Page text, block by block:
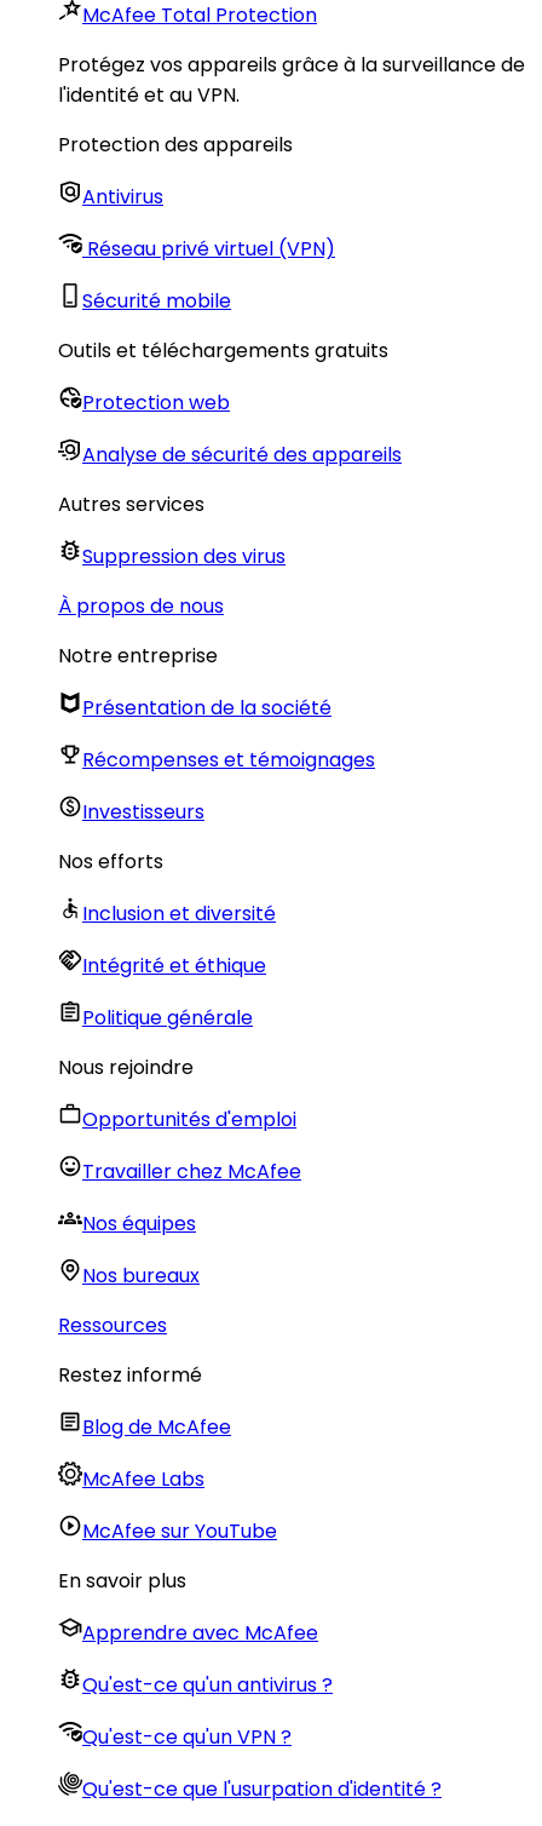
McAfee Total Protection
Protégez vos appareils grâce à la surveillance de
l'identité et au VPN.
Protection des appareils
Antivirus
Réseau privé virtuel (VPN)
Sécurité mobile
Outils et téléchargements gratuits
Protection web
Analyse de sécurité des appareils
Autres services
Suppression des virus
À propos de nous
Notre entreprise
Présentation de la société
Récompenses et témoignages
Investisseurs
Nos efforts
Inclusion et diversité
Intégrité et éthique
Politique générale
Nous rejoindre
Opportunités d'emploi
Travailler chez McAfee
Nos équipes
Nos bureaux
Ressources
Restez informé
Blog de McAfee
McAfee Labs
McAfee sur YouTube
En savoir plus
Apprendre avec McAfee
Qu'est-ce qu'un antivirus ?
Qu'est-ce qu'un VPN ?
Qu'est-ce que l'usurpation d'identité ?